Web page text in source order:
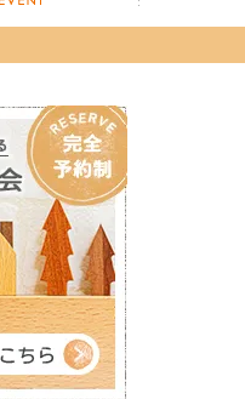
度・サポート体制